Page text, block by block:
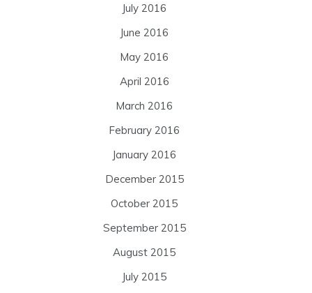
July 2016
June 2016
May 2016
April 2016
March 2016
February 2016
January 2016
December 2015
October 2015
September 2015
August 2015
July 2015